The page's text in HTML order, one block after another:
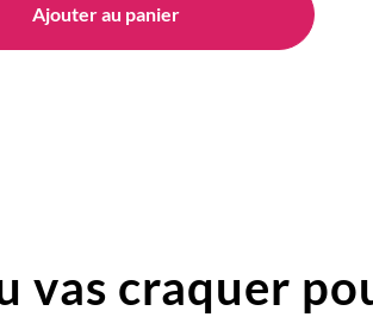
Ajouter au panier
vas craquer